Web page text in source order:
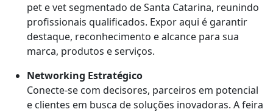
pet e vet segmentado de Santa Catarina, reunindo
profissionais qualificados. Expor aqui é garantir
destaque, reconhecimento e alcance para sua
marca, produtos e serviços.
Networking Estratégico
Conecte-se com decisores, parceiros em potencial
e clientes em busca de soluções inovadoras. A feira